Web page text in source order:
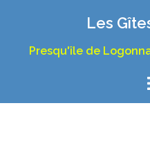
contenu
Les
Presqu'île de